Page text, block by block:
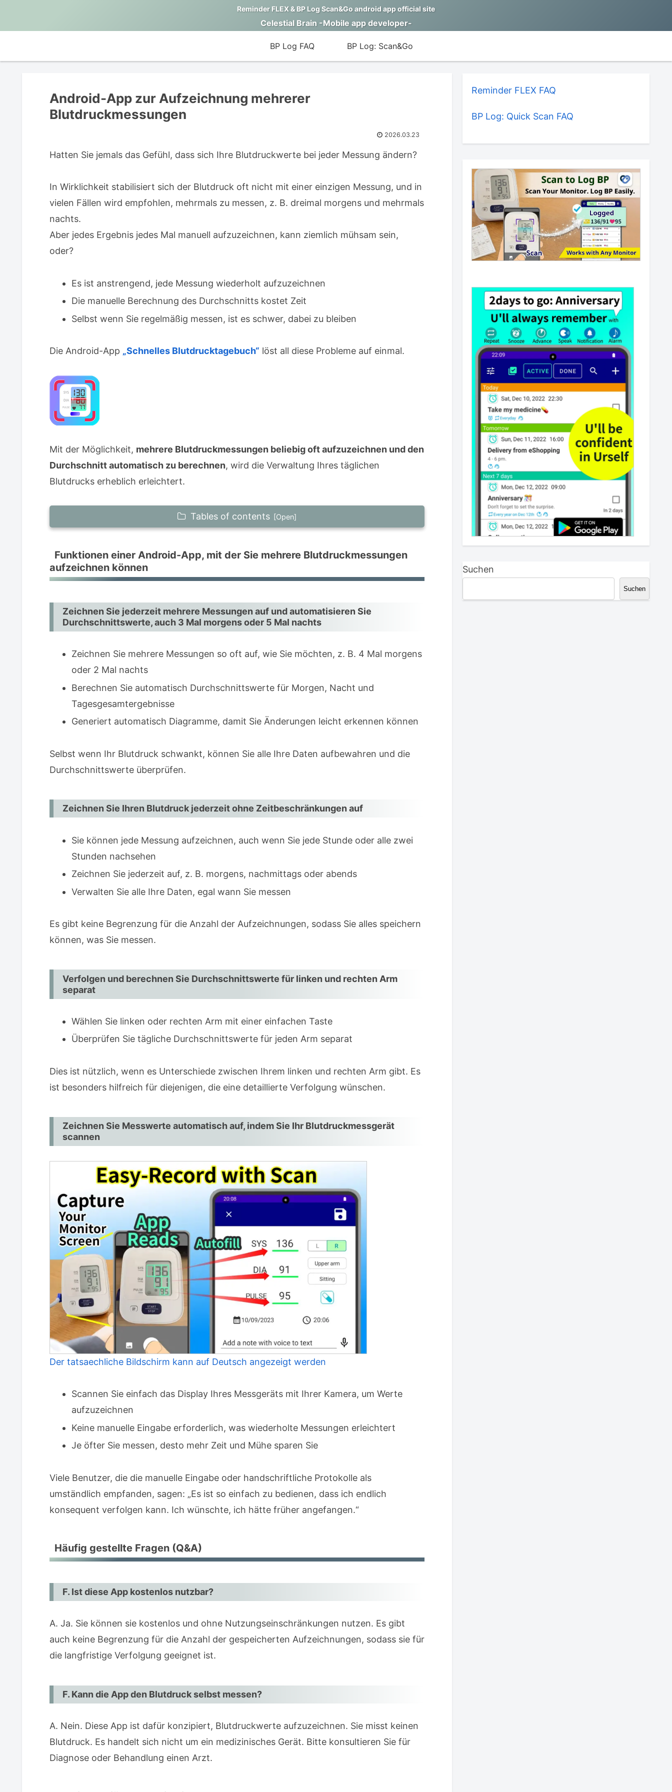
Reminder FLEX & BP Log Scan&Go android app official site
Celestial Brain -Mobile app developer-
BP Log FAQ BP Log: Scan&Go
Android-App zur Aufzeichnung mehrerer
Blutdruckmessungen
2026.03.23
Hatten Sie jemals das Gefühl, dass sich Ihre Blutdruckwerte bei jeder Messung ändern?
In Wirklichkeit stabilisiert sich der Blutdruck oft nicht mit einer einzigen Messung, und in
vielen Fällen wird empfohlen, mehrmals zu messen, z. B. dreimal morgens und mehrmals
nachts.
Aber jedes Ergebnis jedes Mal manuell aufzuzeichnen, kann ziemlich mühsam sein,
oder?
Es ist anstrengend, jede Messung wiederholt aufzuzeichnen
Die manuelle Berechnung des Durchschnitts kostet Zeit
Selbst wenn Sie regelmäßig messen, ist es schwer, dabei zu bleiben
Die Android-App „Schnelles Blutdrucktagebuch“ löst all diese Probleme auf einmal.
Mit der Möglichkeit, mehrere Blutdruckmessungen beliebig oft aufzuzeichnen und den
Durchschnitt automatisch zu berechnen, wird die Verwaltung Ihres täglichen
Blutdrucks erheblich erleichtert.
Tables of contents
aufzeichnen können
Zeichnen Sie jederzeit mehrere Messungen auf und automatisieren Sie
Zeichnen Sie Ihren Blutdruck jederzeit ohne Zeitbeschränkungen auf
Verfolgen und berechnen Sie Durchschnittswerte für linken und rechten Arm
Zeichnen Sie Messwerte automatisch auf, indem Sie Ihr Blutdruckmessgerät
scannen
Empfohlen für Leute wie Sie
Zusammenfassung: Erleichtern Sie die Verfolgung mehrerer
Funktionen einer Android-App, mit der Sie mehrere Blutdruckmessungen
aufzeichnen können
Zeichnen Sie jederzeit mehrere Messungen auf und automatisieren Sie
Durchschnittswerte, auch 3 Mal morgens oder 5 Mal nachts
Zeichnen Sie mehrere Messungen so oft auf, wie Sie möchten, z. B. 4 Mal morgens
oder 2 Mal nachts
Berechnen Sie automatisch Durchschnittswerte für Morgen, Nacht und
Tagesgesamtergebnisse
Generiert automatisch Diagramme, damit Sie Änderungen leicht erkennen können
Selbst wenn Ihr Blutdruck schwankt, können Sie alle Ihre Daten aufbewahren und die
Durchschnittswerte überprüfen.
Zeichnen Sie Ihren Blutdruck jederzeit ohne Zeitbeschränkungen auf
Sie können jede Messung aufzeichnen, auch wenn Sie jede Stunde oder alle zwei
Stunden nachsehen
Zeichnen Sie jederzeit auf, z. B. morgens, nachmittags oder abends
Verwalten Sie alle Ihre Daten, egal wann Sie messen
Es gibt keine Begrenzung für die Anzahl der Aufzeichnungen, sodass Sie alles speichern
können, was Sie messen.
Verfolgen und berechnen Sie Durchschnittswerte für linken und rechten Arm
separat
Wählen Sie linken oder rechten Arm mit einer einfachen Taste
Überprüfen Sie tägliche Durchschnittswerte für jeden Arm separat
Dies ist nützlich, wenn es Unterschiede zwischen Ihrem linken und rechten Arm gibt. Es
ist besonders hilfreich für diejenigen, die eine detaillierte Verfolgung wünschen.
Zeichnen Sie Messwerte automatisch auf, indem Sie Ihr Blutdruckmessgerät
scannen
Der tatsaechliche Bildschirm kann auf Deutsch angezeigt werden
Scannen Sie einfach das Display Ihres Messgeräts mit Ihrer Kamera, um Werte
aufzuzeichnen
Keine manuelle Eingabe erforderlich, was wiederholte Messungen erleichtert
Je öfter Sie messen, desto mehr Zeit und Mühe sparen Sie
Viele Benutzer, die die manuelle Eingabe oder handschriftliche Protokolle als
umständlich empfanden, sagen: „Es ist so einfach zu bedienen, dass ich endlich
konsequent verfolgen kann. Ich wünschte, ich hätte früher angefangen.“
Häufig gestellte Fragen (Q&A)
F. Ist diese App kostenlos nutzbar?
A. Ja. Sie können sie kostenlos und ohne Nutzungseinschränkungen nutzen. Es gibt
auch keine Begrenzung für die Anzahl der gespeicherten Aufzeichnungen, sodass sie für
die langfristige Verfolgung geeignet ist.
F. Kann die App den Blutdruck selbst messen?
A. Nein. Diese App ist dafür konzipiert, Blutdruckwerte aufzuzeichnen. Sie misst keinen
Blutdruck. Es handelt sich nicht um ein medizinisches Gerät. Bitte konsultieren Sie für
Diagnose oder Behandlung einen Arzt.
Reminder FLEX FAQ
BP Log: Quick Scan FAQ
Suchen
Suchen